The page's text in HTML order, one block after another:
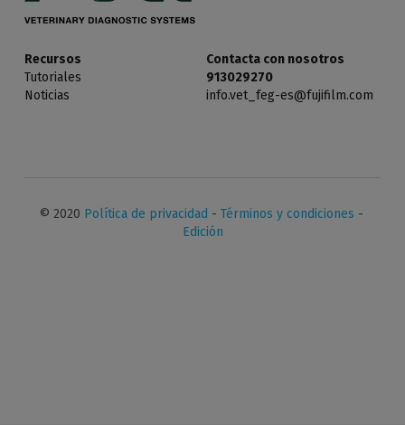
Diagnóstico In Vitro
Recursos
Tutoriales
Noticias
Contacta con nosotros
913029270
info.vet_feg-es@fujifilm.com
© 2020 Política de privacidad - Términos y condiciones
Edición